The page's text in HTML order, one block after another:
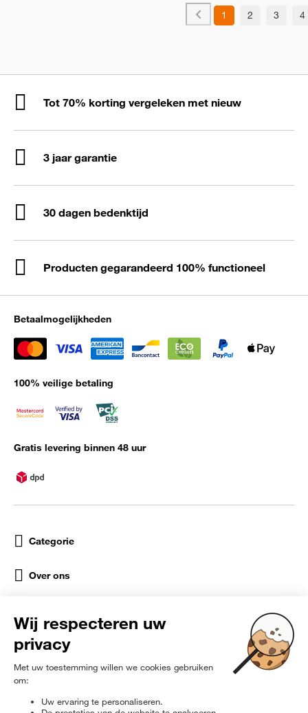
1 2 3 4
Tot 70% korting vergeleken met nieuw
3 jaar garantie
30 dagen bedenktijd
Producten gegarandeerd 100% functioneel
Betaalmogelijkheden
100% veilige betaling
Gratis levering binnen 48 uur
Categorie
Over ons
Sociale netwerken